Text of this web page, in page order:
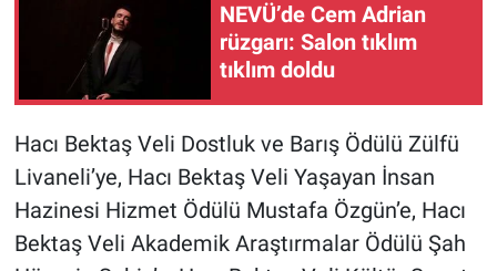
NEVÜ’de Cem Adrian
rüzgarı: Salon tıklım
tıklım doldu
Hacı Bektaş Veli Dostluk ve Barış Ödülü Zülfü
Livaneli’ye, Hacı Bektaş Veli Yaşayan İnsan
Hazinesi Hizmet Ödülü Mustafa Özgün’e, Hacı
Bektaş Veli Akademik Araştırmalar Ödülü Şah